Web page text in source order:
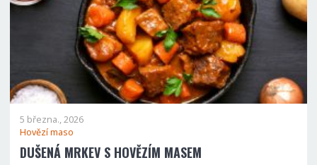
5 března., 2026
Hovězí maso
DUŠENÁ MRKEV S HOVĚZÍM MASEM